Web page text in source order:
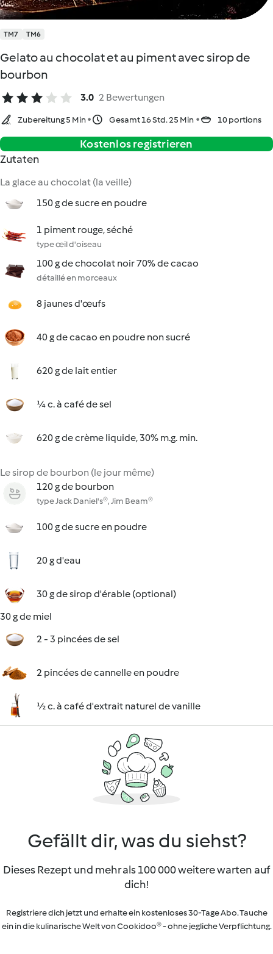
TM7 TM6
Gelato au chocolat et au piment avec sirop de
bourbon
3.0 2 Bewertungen
Zubereitung 5 Min Gesamt 16 Std. 25 Min 10 portions
Kostenlos registrieren
Zutaten
La glace au chocolat (la veille)
150 g de sucre en poudre
1 piment rouge, séché
type œil d'oiseau
100 g de chocolat noir 70% de cacao
détaillé en morceaux
8 jaunes d'œufs
40 g de cacao en poudre non sucré
620 g de lait entier
¼ c. à café de sel
620 g de crème liquide, 30% m.g. min.
Le sirop de bourbon (le jour même)
120 g de bourbon
type Jack Daniel's®, Jim Beam®
100 g de sucre en poudre
20 g d'eau
30 g de sirop d'érable (optional)
30 g de miel
2 - 3 pincées de sel
2 pincées de cannelle en poudre
½ c. à café d'extrait naturel de vanille
Gefällt dir, was du siehst?
Dieses Rezept und mehr als 100 000 weitere warten auf
dich!
Registriere dich jetzt und erhalte ein kostenloses 30-Tage Abo. Tauche
ein in die kulinarische Welt von Cookidoo® - ohne jegliche Verpflichtung.